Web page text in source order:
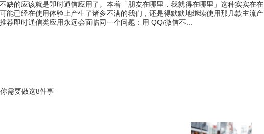
缺的应该就是即时通信应用了。本着「朋友在哪里，我就得在哪里」这种实实在在
能已经在使用体验上产生了诸多不满的我们，还是得默默地继续使用那几款主流产
荐即时通信类应用永远会面临同一个问题：用 QQ/微信不...
需要做这8件事